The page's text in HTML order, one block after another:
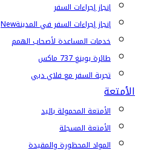
إنجاز إجراءات السفر
إنجاز إجراءات السفر في المدينةNew
خدمات المساعدة لأصحاب الهمم
طائرة بوينغ 737 ماكس
تجربة السفر مع فلاي دبي
الأمتعة
الأمتعة المحمولة باليد
الأمتعة المسجلة
المواد المحظورة والمقيدة